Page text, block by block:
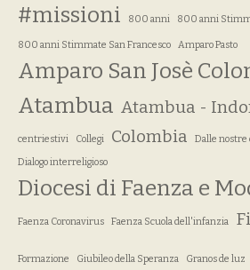
#missioni 800 anni 800 anni
800 anni Stimmate San Francesco Amparo Pasto
Amparo San Josè
Atambua Atambua -
centriestivi Collegi Colombia
Dalle
Dialogo interreligioso
Diocesi di Faenza e
Faenza Coronavirus Faenza Scuola dell'infanzia
Formazione Giubileo della Speranza Granos de luz